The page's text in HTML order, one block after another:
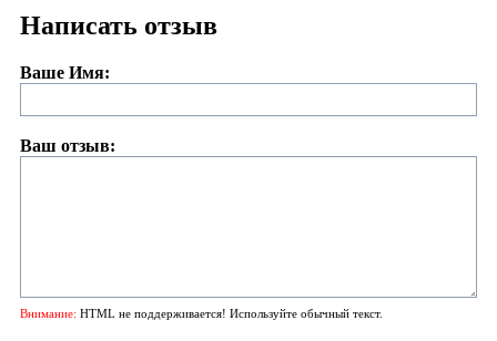
Написать отзыв
Ваше Имя:
Ваш отзыв:
Внимание: HTML не поддерживается! Используйте обычный текст.